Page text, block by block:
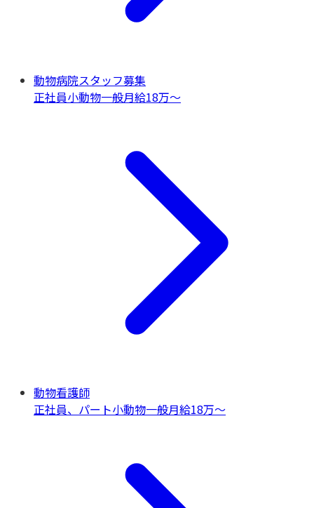
動物病院スタッフ募集
正社員小動物一般月給18万〜
動物看護師
正社員、パート小動物一般月給18万〜